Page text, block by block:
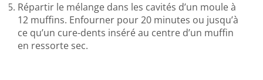
Répartir le mélange dans les cavités d’un moule à
12 muffins. Enfourner pour 20 minutes ou jusqu’à
ce qu’un cure-dents inséré au centre d’un muffin
en ressorte sec.